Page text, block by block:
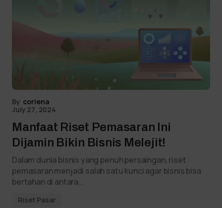
By coriena
July 27, 2024
Manfaat Riset Pemasaran Ini
Dijamin Bikin Bisnis Melejit!
Dalam dunia bisnis yang penuh persaingan, riset
pemasaran menjadi salah satu kunci agar bisnis bisa
bertahan di antara…
Riset Pasar